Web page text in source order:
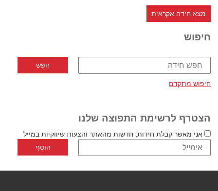
מצא חידה אקראית
חיפוש
חיפוש מתקדם
הצטרף לרשימת התפוצה שלנו
אני מאשר קבלת חידות, חדשות מהאתר והצעות שיווקיות במייל